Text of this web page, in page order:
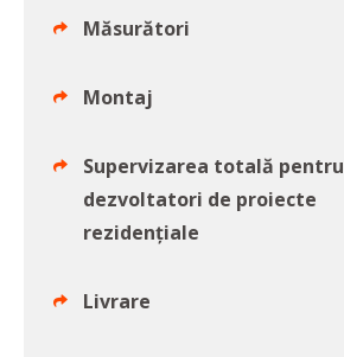
Măsurători
Montaj
Supervizarea totală pentru
dezvoltatori de proiecte
rezidențiale
Livrare